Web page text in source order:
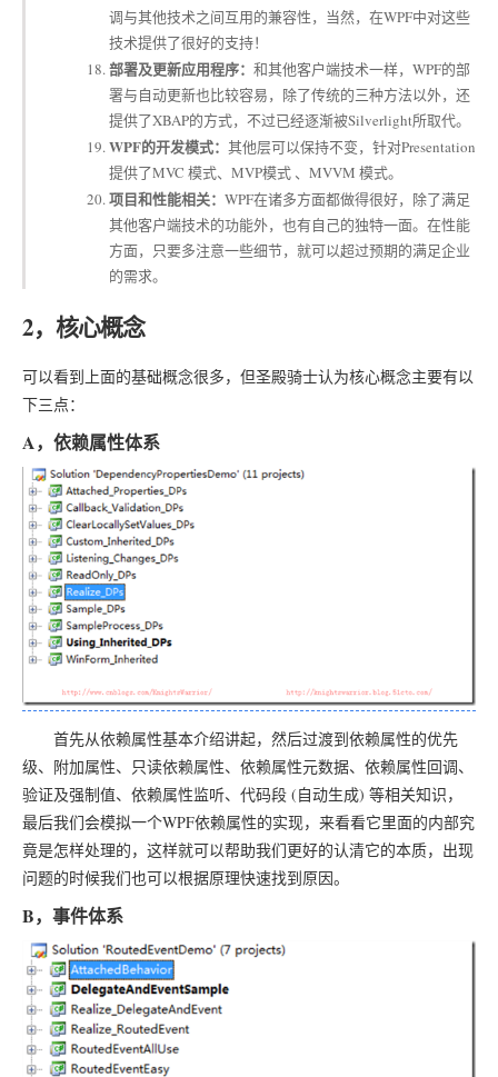
调与其他技术之间互用的兼容性，当然，在WPF中对这些
技术提供了很好的支持！
部署及更新应用程序： 和其他客户端技术一样，WPF的部
署与自动更新也比较容易，除了传统的三种方法以外，还
提供了XBAP的方式，不过已经逐渐被Silverlight所取代。
WPF的开发模式： 其他层可以保持不变，针对Presentation
提供了MVC 模式、MVP模式 、MVVM 模式。
项目和性能相关： WPF在诸多方面都做得很好，除了满足
其他客户端技术的功能外，也有自己的独特一面。在性能
方面，只要多注意一些细节，就可以超过预期的满足企业
的需求。
2，核心概念
可以看到上面的基础概念很多，但圣殿骑士认为核心概念主要有以
下三点：
A，依赖属性体系
首先从依赖属性基本介绍讲起，然后过渡到依赖属性的优先
级、附加属性、只读依赖属性、依赖属性元数据、依赖属性回调、
验证及强制值、依赖属性监听、代码段 (自动生成) 等相关知识，
最后我们会模拟一个WPF依赖属性的实现，来看看它里面的内部究
竟是怎样处理的，这样就可以帮助我们更好的认清它的本质，出现
问题的时候我们也可以根据原理快速找到原因。
B，事件体系